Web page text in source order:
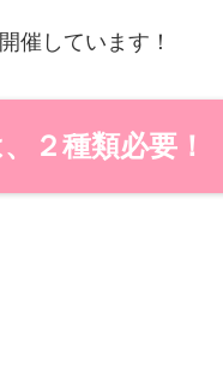
催しています！
２種類必要！